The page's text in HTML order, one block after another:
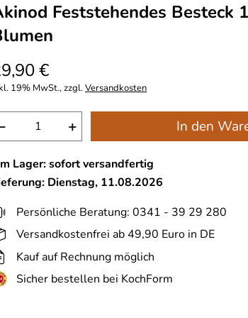
Feststehendes Besteck
€
19% MwSt., zzgl.Versandkosten
+ In den
Lager: sofort versandfertig
Dienstag, 11.08.2026
Persönliche Beratung: 0341 - 39 29 280
Versandkostenfrei ab 49,90 Euro in DE
Kauf auf Rechnung möglich
Sicher bestellen bei KochForm